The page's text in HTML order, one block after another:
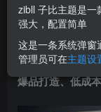
商业爆品逻辑30
爆品打造、低成
zibll 子比主题是一
强大，配置简单
这是一条系统弹窗
管理员可在主题设